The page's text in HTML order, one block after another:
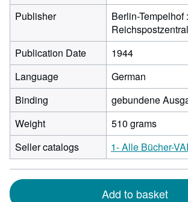
Publisher
Berlin-Tempelhof
Publication Date
1944
Language
German
Binding
gebundene
Weight
510 grams
Seller catalogs
1- Alle Bücher-
Add to basket